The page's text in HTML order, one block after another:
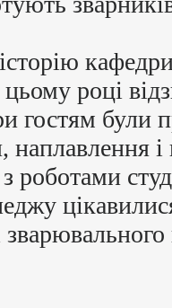
році
гостям були
і
роботами